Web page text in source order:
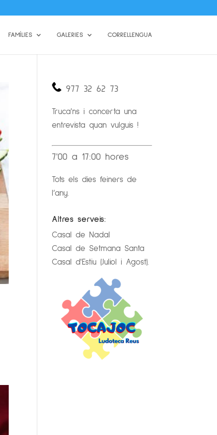
FAMÍLIES GALERIES CORRELLENGUA
977 32 62 73
Truca'ns i concerta una
entrevista quan vulguis !
7'00 a 17:00 hores
Tots els dies feiners de
l’any.
Altres serveis:
Casal de Nadal
Casal de Setmana Santa
Casal d'Estiu (Juliol i Agost).